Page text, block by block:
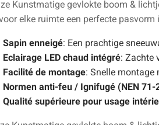
Kunstmatige gevlokte boom &
elke ruimte een perfecte
Sapin enneigé: Een prachtige
Eclairage LED chaud intégré: Zachte
Facilité de montage: Snelle montage
Normen anti-feu / Ignifugé (NEN 71-
Qualité supérieure pour usage